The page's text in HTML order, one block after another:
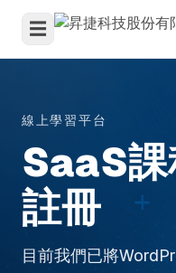
☰
線上學習平台
SaaS課
註冊
目前我們已將